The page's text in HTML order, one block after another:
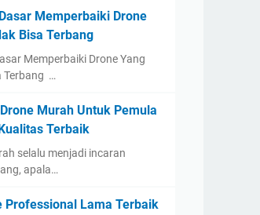
Memperbaiki Drone
Bisa Terbang
Memperbaiki Drone Yang
Terbang …
Murah Untuk Pemula
Terbaik
selalu menjadi incaran
apala…
Professional Lama Terbaik